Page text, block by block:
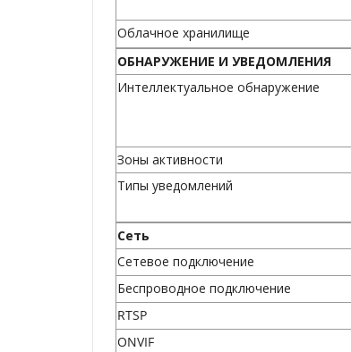
Облачное хранилище
ОБНАРУЖЕНИЕ И УВЕДОМЛЕНИЯ
Интеллектуальное обнаружение
Зоны активности
Типы уведомлений
Сеть
Сетевое подключение
Беспроводное подключение
RTSP
ONVIF